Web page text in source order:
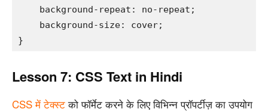
Lesson 7: CSS Text in Hindi
CSS में टेक्स्टको फॉर्मेट करने के लिए विभिन्न प्रॉपर्टीज़ का उपयोग